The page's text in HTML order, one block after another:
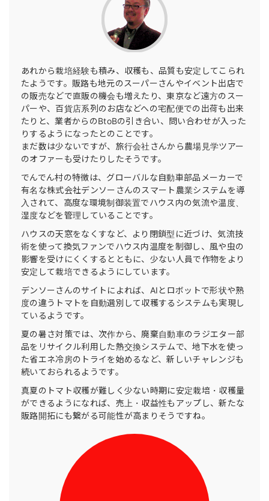
あれから栽培経験も積み、収穫も、品質も安定してこられ
たようです。販路も地元のスーパーさんやイベント出店で
の販売などで直販の機会も増えたり、東京など遠方のスー
パーや、百貨店系列のお店などへの宅配便での出荷も出来
たりと、業者からのBtoBの引き合い、問い合わせが入った
りするようになったとのことです。
まだ数は少ないですが、旅行会社さんから農場見学ツアー
のオファーも受けたりしたそうです。
でんでん村の特徴は、グローバルな自動車部品メーカーで
有名な株式会社デンソーさんのスマート農業システムを導
入されて、高度な環境制御装置でハウス内の気流や温度、
湿度などを管理していることです。
ハウスの天窓をなくすなど、より閉鎖型に近づけ、気流技
術を使って換気ファンでハウス内温度を制御し、風や虫の
影響を受けにくくするとともに、少ない人員で作物をより
安定して栽培できるようにしています。
デンソーさんのサイトによれば、AIとロボットで形状や熟
度の違うトマトを自動選別して収穫するシステムも実現し
ているようです。
夏の暑さ対策では、次作から、廃棄自動車のラジエター部
品をリサイクル利用した熱交換システムで、地下水を使っ
た省エネ冷房のトライを始めるなど、新しいチャレンジも
続いておられるようです。
真夏のトマト収穫が難しく少ない時期に安定栽培・収穫量
ができるようになれば、売上・収益性もアップし、新たな
販路開拓にも繋がる可能性が高まりそうですね。